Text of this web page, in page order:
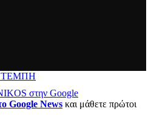
ΤΕΜΠΗ
στην Google
Google News και μάθετε πρώτοι